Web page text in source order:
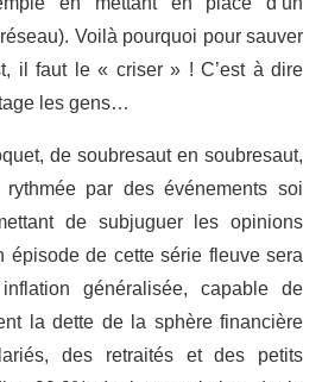
Voilà pourquoi pour sauver
il faut le « criser » ! C’est à dire
les gens…
de soubresaut en soubresaut,
par des événements soi
de subjuguer les opinions
épisode de cette série fleuve sera
généralisée, capable de
la dette de la sphère financière
des retraités et des petits